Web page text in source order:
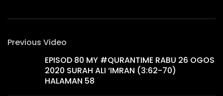
Previous Video
EPISOD 80 MY #QURANTIME RABU 26 OGOS
2020 SURAH ALI ‘IMRAN (3:62-70)
HALAMAN 58